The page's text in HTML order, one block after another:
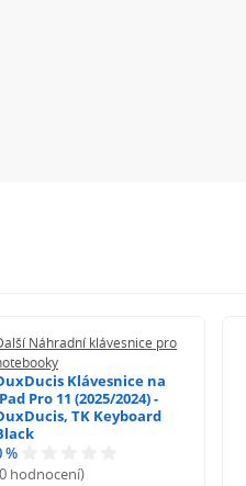
Náhradní klávesnice pro
Klávesnice na
Pro 11 (2025/2024) -
TK Keyboard
%
hodnocení)